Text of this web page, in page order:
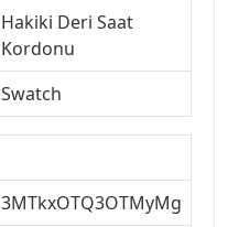
Hakiki Deri Saat
Kordonu
Swatch
3MTkxOTQ3OTMyMg